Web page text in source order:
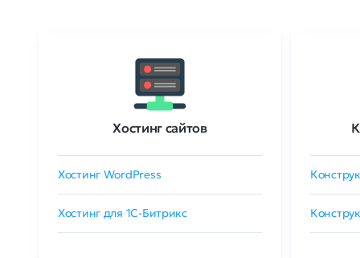
Хостинг сайтов
Хостинг WordPress
Хостинг для 1C-Битрикс